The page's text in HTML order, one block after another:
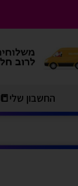
החשבון שלי📒